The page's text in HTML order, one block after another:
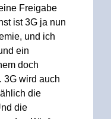
Freigabe
ist 3G ja nun
und ich
ein
doch
3G wird auch
die
die